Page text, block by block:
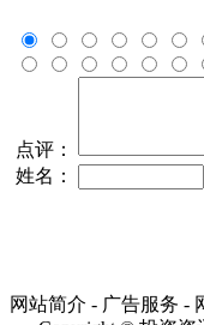
点评：
姓名：
网站简介 - 广告服务 -